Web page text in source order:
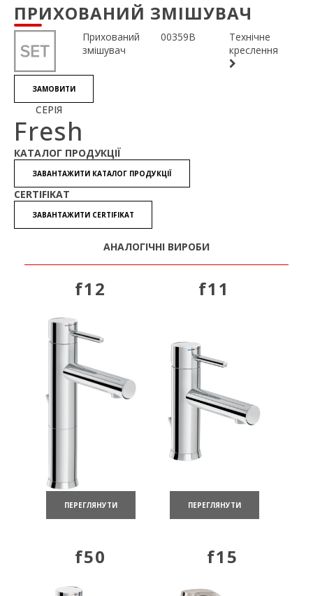
ПРИХОВАНИЙ ЗМІШУВАЧ
Прихований
змішувач
00359B
Технічне
креслення
ЗАМОВИТИ
СЕРІЯ
Fresh
КАТАЛОГ ПРОДУКЦІЇ
ЗАВАНТАЖИТИ КАТАЛОГ ПРОДУКЦІЇ
CERTIFIKAT
ЗАВАНТАЖИТИ CERTIFIKAT
АНАЛОГІЧНІ ВИРОБИ
f12
ПЕРЕГЛЯНУТИ
f11
ПЕРЕГЛЯНУТИ
f50 f15